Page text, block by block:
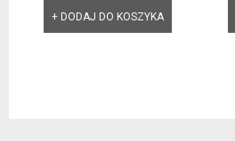
+ DODAJ DO KOSZYKA